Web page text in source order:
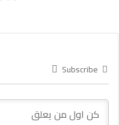
Subscribe